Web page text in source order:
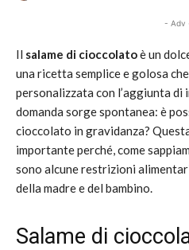
- Adv
Il salame di cioccolatoè un
una ricetta semplice e golosa
personalizzata con l’aggiunta
domanda sorge spontanea: è
cioccolato in gravidanza?
importante perché, come
sono alcune restrizioni
della madre e del bambino.
Salame di